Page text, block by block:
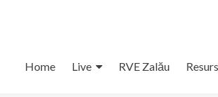
Home Live RVE Zalău